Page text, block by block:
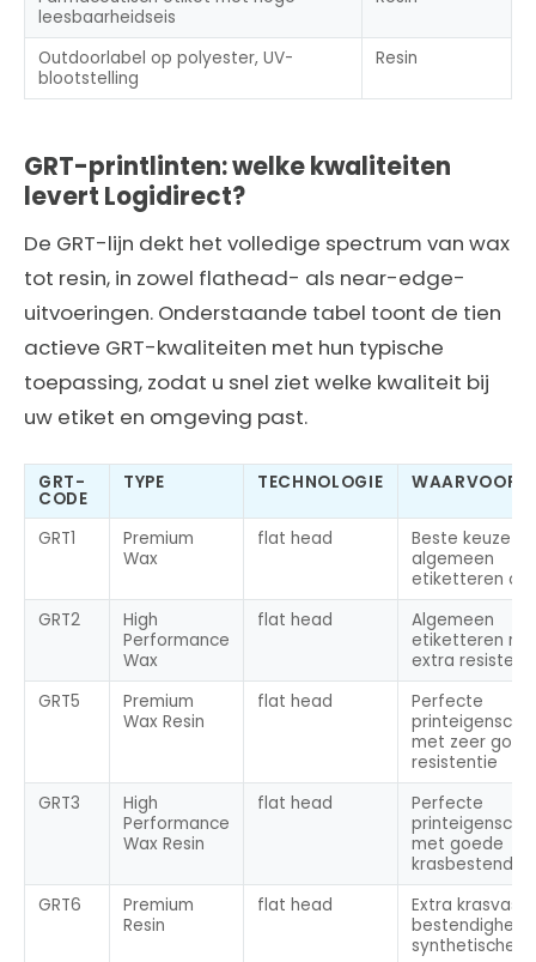
leesbaarheidseis
Outdoorlabel op polyester, UV-
blootstelling
Resin
GRT-printlinten: welke kwaliteiten
levert Logidirect?
De GRT-lijn dekt het volledige spectrum van wax
tot resin, in zowel flathead- als near-edge-
uitvoeringen. Onderstaande tabel toont de tien
actieve GRT-kwaliteiten met hun typische
toepassing, zodat u snel ziet welke kwaliteit bij
uw etiket en omgeving past.
GRT-
CODE
TYPE TECHNOLOGIE WAARVOOR
GRT1
Premium
Wax
flat head
Beste keuze
algemeen
etiketteren op
GRT2
High
Performance
Wax
flat head
Algemeen
etiketteren
extra
GRT5
Premium
Wax Resin
flat head
Perfecte
met zeer
resistentie
GRT3
High
Performance
Wax Resin
flat head
Perfecte
met goede
GRT6
Premium
Resin
flat head
Extra krasvaste
bestendigheid
synthetische